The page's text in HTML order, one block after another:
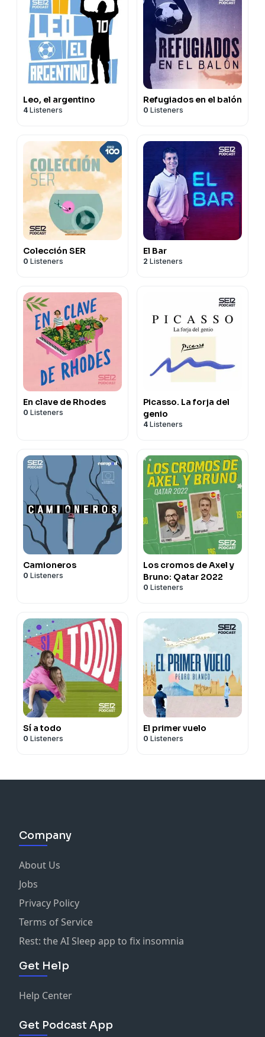
Leo, el argentino
4 Listeners
Refugiados en el balón
0 Listeners
Colección SER
0 Listeners
El Bar
2 Listeners
En clave de Rhodes
0 Listeners
Picasso. La forja del
genio
4 Listeners
Camioneros
0 Listeners
Los cromos de Axel y
Bruno: Qatar 2022
0 Listeners
Sí a todo
0 Listeners
El primer vuelo
0 Listeners
Company
About Us
Jobs
Privacy Policy
Terms of Service
Rest: the AI Sleep app to fix insomnia
Get Help
Help Center
Get Podcast App